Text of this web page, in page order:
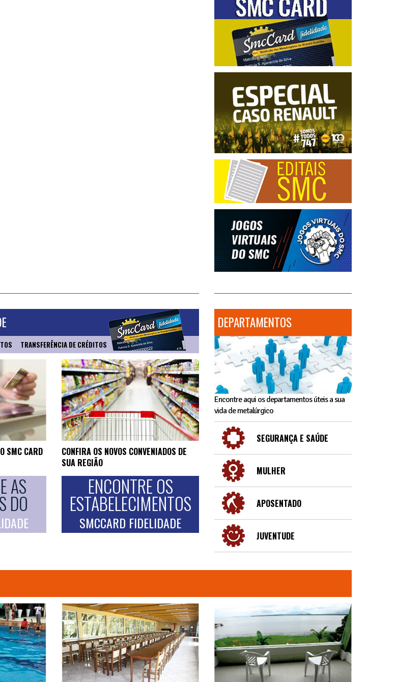
TRANSFERÊNCIA DE CRÉDITOS
SMC CARD
AS
DO
CONFIRA OS NOVOS CONVENIADOS DE
SUA REGIÃO
ENCONTRE OS
ESTABELECIMENTOS
SMCCARD FIDELIDADE
DEPARTAMENTOS
Encontre aqui os departamentos úteis a sua
vida de metalúrgico
SEGURANÇA E SAÚDE
MULHER
APOSENTADO
JUVENTUDE